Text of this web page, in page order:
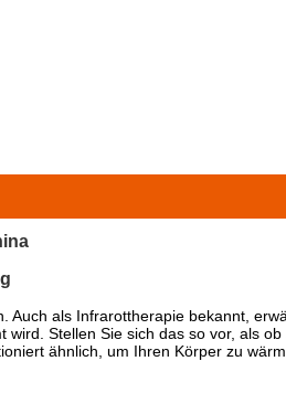
als Infrarottherapie bekannt,
Stellen Sie sich das so vor, als
ähnlich, um Ihren Körper zu